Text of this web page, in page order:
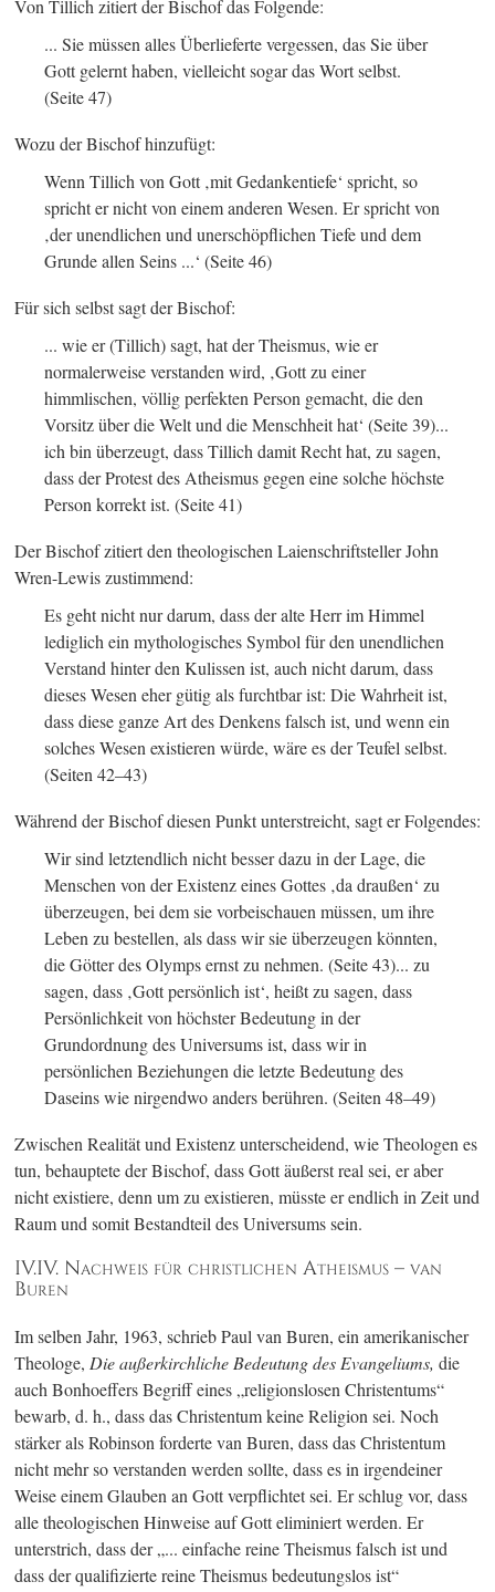
Von Tillich zitiert der Bischof das Folgende:
... Sie müssen alles Überlieferte vergessen, das Sie über
Gott gelernt haben, vielleicht sogar das Wort selbst.
(Seite 47)
Wozu der Bischof hinzufügt:
Wenn Tillich von Gott ‚mit Gedankentiefe‘ spricht, so
spricht er nicht von einem anderen Wesen. Er spricht von
‚der unendlichen und unerschöpflichen Tiefe und dem
Grunde allen Seins ...‘ (Seite 46)
Für sich selbst sagt der Bischof:
... wie er (Tillich) sagt, hat der Theismus, wie er
normalerweise verstanden wird, ‚Gott zu einer
himmlischen, völlig perfekten Person gemacht, die den
Vorsitz über die Welt und die Menschheit hat‘ (Seite 39)...
ich bin überzeugt, dass Tillich damit Recht hat, zu sagen,
dass der Protest des Atheismus gegen eine solche höchste
Person korrekt ist. (Seite 41)
Der Bischof zitiert den theologischen Laienschriftsteller John
Wren-Lewis zustimmend:
Es geht nicht nur darum, dass der alte Herr im Himmel
lediglich ein mythologisches Symbol für den unendlichen
Verstand hinter den Kulissen ist, auch nicht darum, dass
dieses Wesen eher gütig als furchtbar ist: Die Wahrheit ist,
dass diese ganze Art des Denkens falsch ist, und wenn ein
solches Wesen existieren würde, wäre es der Teufel selbst.
(Seiten 42–43)
Während der Bischof diesen Punkt unterstreicht, sagt er Folgendes:
Wir sind letztendlich nicht besser dazu in der Lage, die
Menschen von der Existenz eines Gottes ‚da draußen‘ zu
überzeugen, bei dem sie vorbeischauen müssen, um ihre
Leben zu bestellen, als dass wir sie überzeugen könnten,
die Götter des Olymps ernst zu nehmen. (Seite 43)... zu
sagen, dass ‚Gott persönlich ist‘, heißt zu sagen, dass
Persönlichkeit von höchster Bedeutung in der
Grundordnung des Universums ist, dass wir in
persönlichen Beziehungen die letzte Bedeutung des
Daseins wie nirgendwo anders berühren. (Seiten 48–49)
Zwischen Realität und Existenz unterscheidend, wie Theologen es
tun, behauptete der Bischof, dass Gott äußerst real sei, er aber
nicht existiere, denn um zu existieren, müsste er endlich in Zeit und
Raum und somit Bestandteil des Universums sein.
IV.IV. Nachweis für christlichen Atheismus – van
Buren
Im selben Jahr, 1963, schrieb Paul van Buren, ein amerikanischer
Theologe, Die außerkirchliche Bedeutung des Evangeliums, die
auch Bonhoeffers Begriff eines „religionslosen Christentums“
bewarb, d. h., dass das Christentum keine Religion sei. Noch
stärker als Robinson forderte van Buren, dass das Christentum
nicht mehr so verstanden werden sollte, dass es in irgendeiner
Weise einem Glauben an Gott verpflichtet sei. Er schlug vor, dass
alle theologischen Hinweise auf Gott eliminiert werden. Er
unterstrich, dass der „... einfache reine Theismus falsch ist und
dass der qualifizierte reine Theismus bedeutungslos ist“